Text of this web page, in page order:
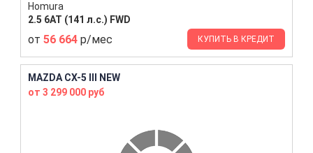
Homura
2.5 6AT (141 л.с.) FWD
от 56 664 р/мес КУПИТЬ В КРЕДИТ
MAZDA CX-5 III NEW
от 3 299 000 руб